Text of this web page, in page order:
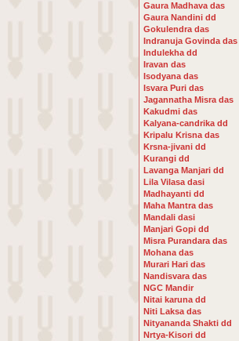
Gaura Madhava das
Gaura Nandini dd
Gokulendra das
Indranuja Govinda das
Indulekha dd
Iravan das
Isodyana das
Isvara Puri das
Jagannatha Misra das
Kakudmi das
Kalyana-candrika dd
Kripalu Krisna das
Krsna-jivani dd
Kurangi dd
Lavanga Manjari dd
Lila Vilasa dasi
Madhayanti dd
Maha Mantra das
Mandali dasi
Manjari Gopi dd
Misra Purandara das
Mohana das
Murari Hari das
Nandisvara das
NGC Mandir
Nitai karuna dd
Niti Laksa das
Nityananda Shakti dd
Nrtya-Kisori dd